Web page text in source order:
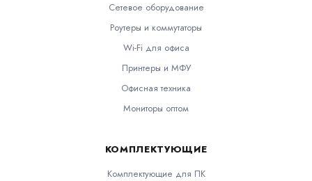
Сетевое оборудование
Роутеры и коммутаторы
Wi-Fi для офиса
Принтеры и МФУ
Офисная техника
Мониторы оптом
КОМПЛЕКТУЮЩИЕ
Комплектующие для ПК